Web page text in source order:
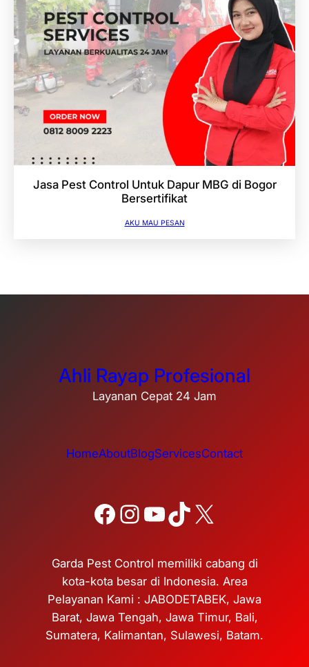
Jasa Pest Control Untuk Dapur MBG di Bogor
Bersertifikat
AKU MAU PESAN
Ahli Rayap Profesional
Layanan Cepat 24 Jam
HomeAboutBlogServicesContact
Facebook Instagram YouTube TikTok X
Garda Pest Control memiliki cabang di
kota-kota besar di Indonesia. Area
Pelayanan Kami : JABODETABEK, Jawa
Barat, Jawa Tengah, Jawa Timur, Bali,
Sumatera, Kalimantan, Sulawesi, Batam.